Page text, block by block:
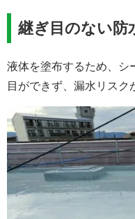
継ぎ目のない防
液体を塗布するため、シ
目ができず、漏水リスク